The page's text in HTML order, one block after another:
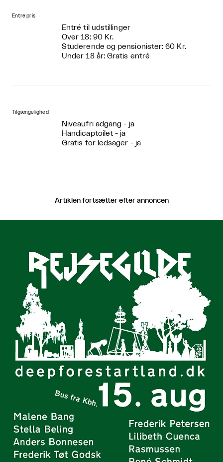
Entre pris
Entré til udstillinger
Over 18: 90 Kr.
Studerende og pensionister: 60 Kr.
Under 18 år: Gratis entré
Tilgængelighed
Niveaufri adgang - ja
Handicaptoilet - ja
Gratis for ledsager - ja
Artiklen fortsætter efter annoncen